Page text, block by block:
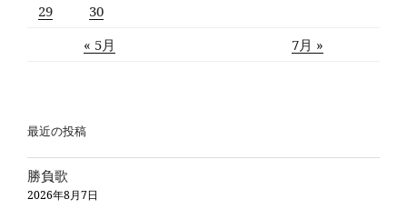
« 5月 7月 »
29
30
最近の投稿
勝負歌
2026年8月7日